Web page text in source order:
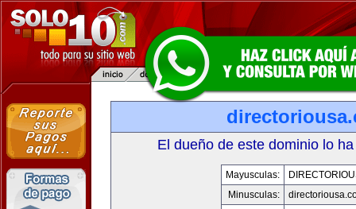
El dueño de este dominio lo
Mayusculas:
Minusculas: